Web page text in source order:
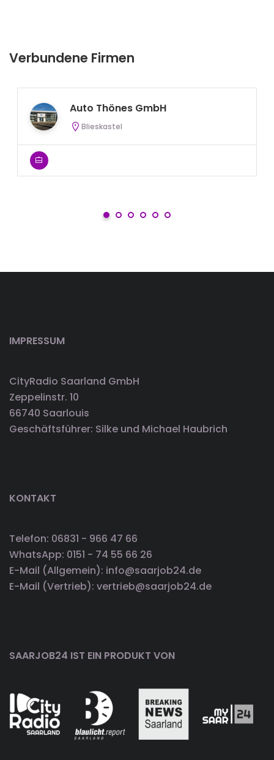
Verbundene Firmen
Auto Thönes GmbH
Blieskastel
IMPRESSUM
CityRadio Saarland GmbH
Zeppelinstr. 10
66740 Saarlouis
Geschäftsführer: Silke und Michael Haubrich
KONTAKT
Telefon: 06831 - 966 47 66
WhatsApp: 0151 - 74 55 66 26
E-Mail (Allgemein): info@saarjob24.de
E-Mail (Vertrieb): vertrieb@saarjob24.de
SAARJOB24 IST EIN PRODUKT VON